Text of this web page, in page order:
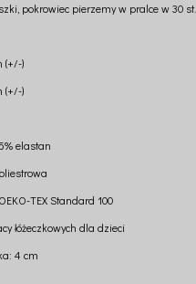
pokrowiec pierzemy w pralce w 30 st.
(+/-)
(+/-)
elastan
TEX Standard 100
łóżeczkowych dla dzieci
4 cm